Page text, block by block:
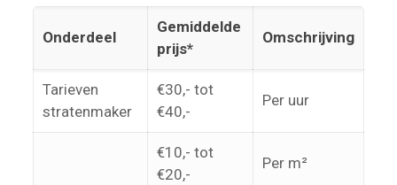
Onderdeel
Gemiddelde
prijs*
Omschrijving
Tarieven
stratenmaker
€30,- tot
€40,-
Per uur
€10,- tot
€20,-
Per m²